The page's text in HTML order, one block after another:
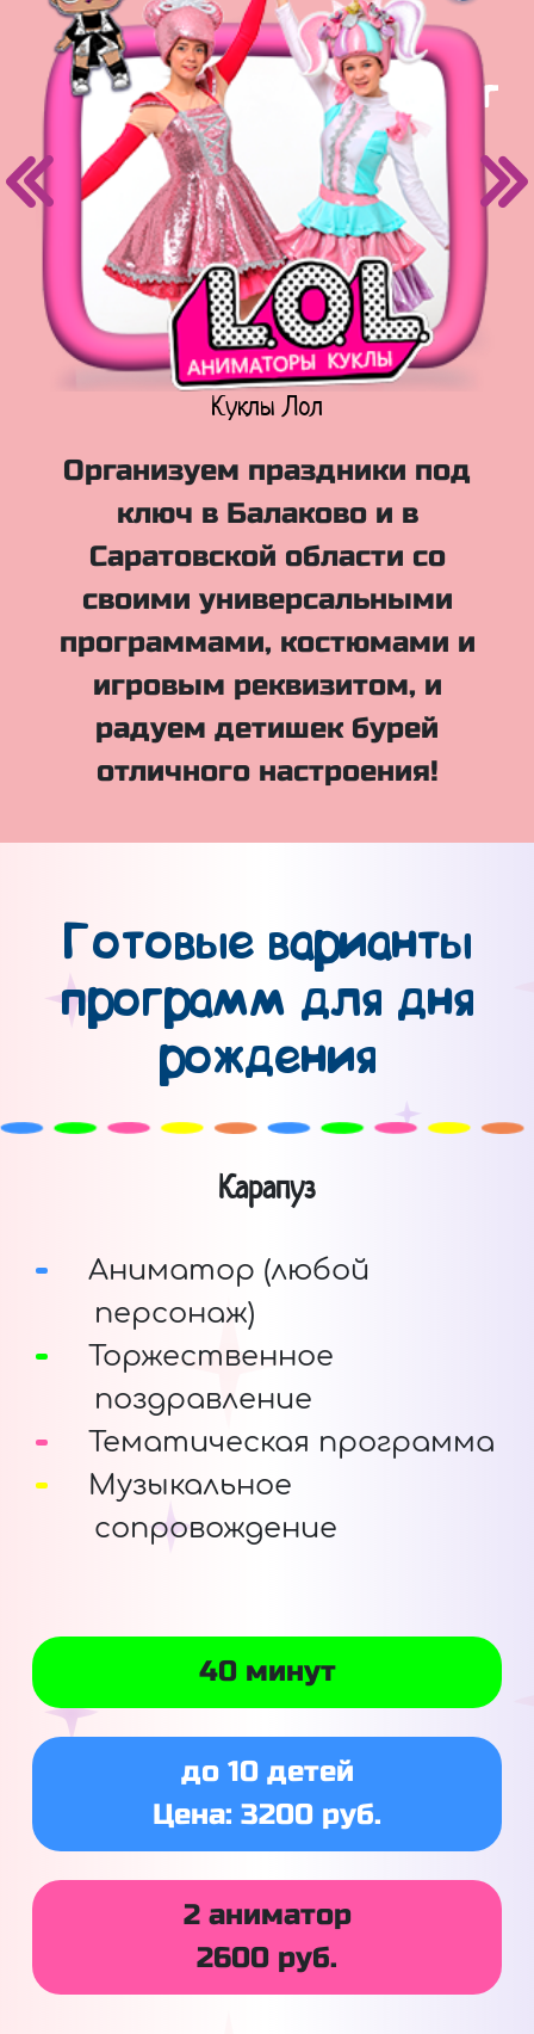
Куклы Лол
Организуем праздники под
ключ в Балаково и в
Саратовской области со
своими универсальными
программами, костюмами и
игровым реквизитом, и
радуем детишек бурей
отличного настроения!
Готовые варианты
программ для дня
рождения
Карапуз
Аниматор (любой
персонаж)
Торжественное
поздравление
Тематическая программа
Музыкальное
сопровождение
40 минут
до 10 детей
Цена: 3200 руб.
2 аниматор
2600 руб.